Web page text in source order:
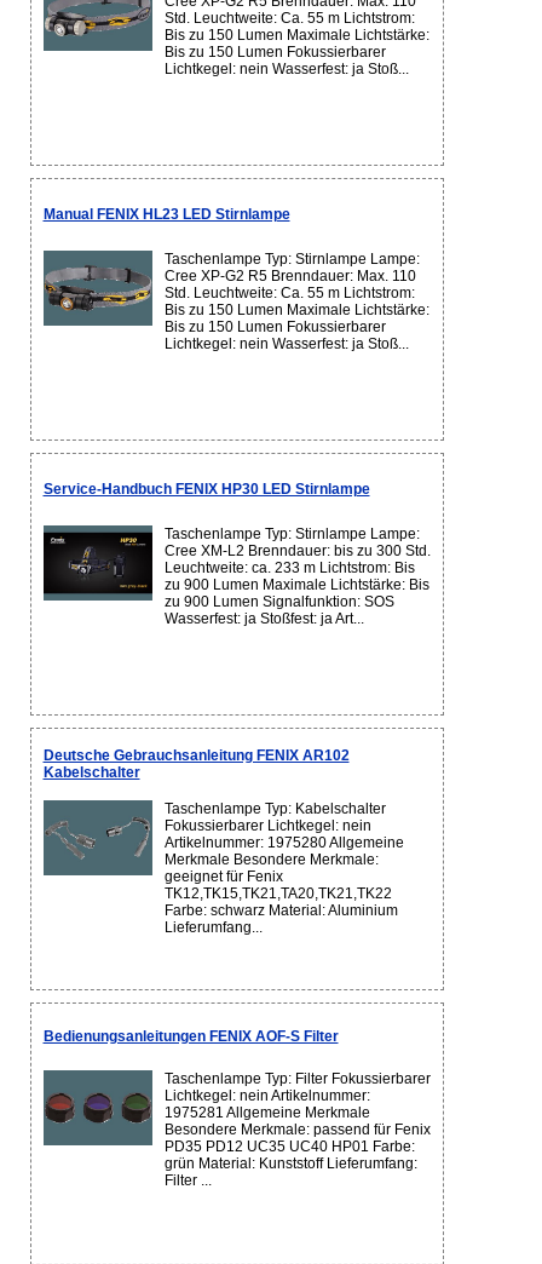
Std. Leuchtweite: Ca. 55 m Lichtstrom:
Bis zu 150 Lumen Maximale Lichtstärke:
Bis zu 150 Lumen Fokussierbarer
Lichtkegel: nein Wasserfest: ja Stoß...
Manual FENIX HL23 LED Stirnlampe
Taschenlampe Typ: Stirnlampe Lampe:
Cree XP-G2 R5 Brenndauer: Max. 110
Std. Leuchtweite: Ca. 55 m Lichtstrom:
Bis zu 150 Lumen Maximale Lichtstärke:
Bis zu 150 Lumen Fokussierbarer
Lichtkegel: nein Wasserfest: ja Stoß...
Service-Handbuch FENIX HP30 LED Stirnlampe
Taschenlampe Typ: Stirnlampe Lampe:
Cree XM-L2 Brenndauer: bis zu 300 Std.
Leuchtweite: ca. 233 m Lichtstrom: Bis
zu 900 Lumen Maximale Lichtstärke: Bis
zu 900 Lumen Signalfunktion: SOS
Wasserfest: ja Stoßfest: ja Art...
Deutsche Gebrauchsanleitung FENIX AR102
Kabelschalter
Taschenlampe Typ: Kabelschalter
Fokussierbarer Lichtkegel: nein
Artikelnummer: 1975280 Allgemeine
Merkmale Besondere Merkmale:
geeignet für Fenix
TK12,TK15,TK21,TA20,TK21,TK22
Farbe: schwarz Material: Aluminium
Lieferumfang...
Bedienungsanleitungen FENIX AOF-S Filter
Taschenlampe Typ: Filter Fokussierbarer
Lichtkegel: nein Artikelnummer:
1975281 Allgemeine Merkmale
Besondere Merkmale: passend für Fenix
PD35 PD12 UC35 UC40 HP01 Farbe:
grün Material: Kunststoff Lieferumfang:
Filter ...